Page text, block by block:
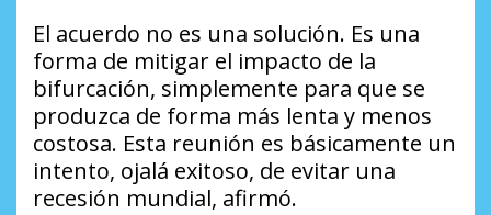
El acuerdo no es una solución. Es una
forma de mitigar el impacto de la
bifurcación, simplemente para que se
produzca de forma más lenta y menos
costosa. Esta reunión es básicamente un
intento, ojalá exitoso, de evitar una
recesión mundial, afirmó.